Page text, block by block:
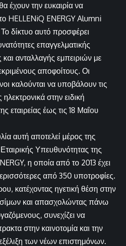
έχουν την ευκαιρία να
HELLENiQ ENERGY Alumni
δίκτυο αυτό προσφέρει
επαγγελματικής
ανταλλαγής εμπειριών με
αποφοίτους. Οι
καλούνται να υποβάλουν τις
ηλεκτρονικά στην ειδική
εταιρείας έως τις 18 Μαΐου
αυτή αποτελεί μέρος της
Υπευθυνότητας της
η οποία από το 2013 έχει
από 350 υποτροφίες.
κατέχοντας ηγετική θέση στην
και απασχολώντας πάνω
συνεχίζει να
στην καινοτομία και την
των νέων επιστημόνων.